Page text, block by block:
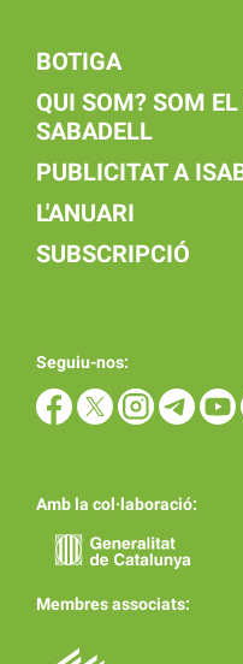
BOTIGA
QUI SOM? SOM
SABADELL
PUBLICITAT A
L'ANUARI
SUBSCRIPCIÓ
Seguiu-nos:
Amb la col·laboració:
Membres associats: